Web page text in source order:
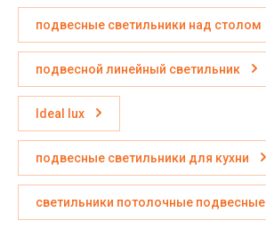
подвесные светильники над столом
подвесной линейный светильник
Ideal lux
подвесные светильники для кухни
светильники потолочные подвесные